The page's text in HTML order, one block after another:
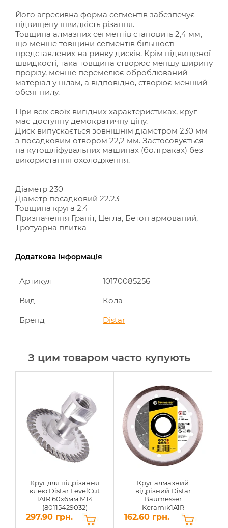
Його агресивна форма сегментів забезпечує
підвищену швидкість різання.
Товщина алмазних сегментів становить 2,4 мм,
що менше товщини сегментів більшості
представлених на ринку дисків. Крім підвищеної
швидкості, така товщина створює меншу ширину
прорізу, менше перемелює оброблюваний
матеріал у шлам, а відповідно, створює менший
обсяг пилу.
При всіх своїх вигідних характеристиках, круг
має доступну демократичну ціну.
Диск випускається зовнішнім діаметром 230 мм
з посадковим отвором 22,2 мм. Застосовується
на кутошліфувальних машинах (болграках) без
використання охолодження.
Діаметр 230
Діаметр посадковий 22.23
Товщина круга 2.4
Призначення Граніт, Цегла, Бетон армований,
Тротуарна плитка
Додаткова інформація
Артикул
10170085256
Вид
Кола
Бренд
Distar
З цим товаром часто купують
Круг для підрізання
клею Distar LevelCut
1A1R 60x6мм M14
(80115429032)
297.90 грн.
Круг алмазний
відрізний Distar
Baumesser
Keramik1A1R
115x1,4x8x22,23мм
(91315095009)
162.60 грн.